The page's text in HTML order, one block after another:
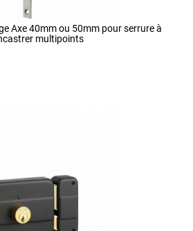
Axe 40mm ou 50mm pour serrure à
multipoints